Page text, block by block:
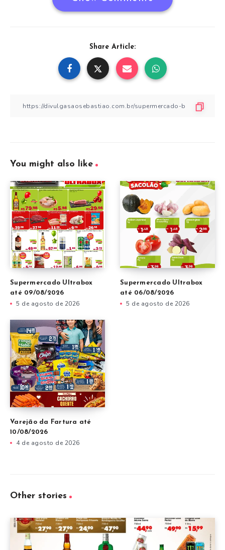
Share Article:
You might also like
Supermercado Ultrabox
até 09/08/2026
5 de agosto de 2026
Supermercado Ultrabox
até 06/08/2026
5 de agosto de 2026
Varejão da Fartura até
10/08/2026
4 de agosto de 2026
Other stories